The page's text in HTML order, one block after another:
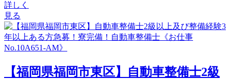
詳しく
見る
【福岡県福岡市東区】自動車整備士2級